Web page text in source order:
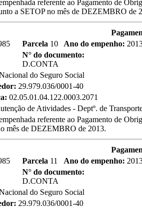
referente ao Pagamento de
a SETOP no mês de DEZEMBRO de
Parcela 10 Ano do empenho:
N° do documento:
D.CONTA
do Seguro Social
29.979.036/0001-40
02.05.01.04.122.0003.2071
de Atividades - Deptº. de
referente ao Pagamento de
mês de DEZEMBRO de 2013.
Parcela 11 Ano do empenho:
N° do documento:
D.CONTA
do Seguro Social
29.979.036/0001-40